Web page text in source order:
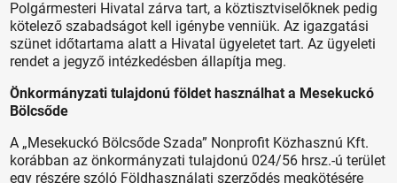
Polgármesteri Hivatal zárva tart, a köztisztviselőknek pedig
kötelező szabadságot kell igénybe venniük. Az igazgatási
szünet időtartama alatt a Hivatal ügyeletet tart. Az ügyeleti
rendet a jegyző intézkedésben állapítja meg.
Önkormányzati tulajdonú földet használhat a Mesekuckó
Bölcsőde
A „Mesekuckó Bölcsőde Szada” Nonprofit Közhasznú Kft.
korábban az önkormányzati tulajdonú 024/56 hrsz.-ú terület
egy részére szóló Földhasználati szerződés megkötésére